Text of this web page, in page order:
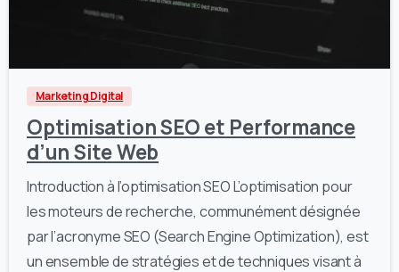
Marketing Digital
Optimisation SEO et Performance
d’un Site Web
Introduction à l’optimisation SEO L’optimisation pour
les moteurs de recherche, communément désignée
par l’acronyme SEO (Search Engine Optimization), est
un ensemble de stratégies et de techniques visant à